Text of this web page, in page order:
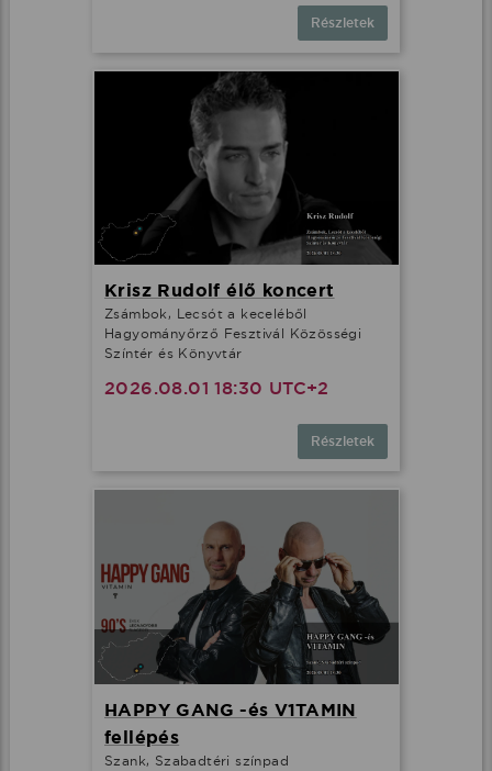
Részletek
Krisz Rudolf élő koncert
Zsámbok, Lecsót a keceléből
Hagyományőrző Fesztivál Közösségi
Színtér és Könyvtár
2026.08.01 18:30 UTC+2
Részletek
HAPPY GANG -és V1TAMIN
fellépés
Szank, Szabadtéri színpad